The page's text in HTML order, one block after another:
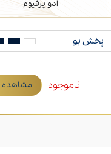
ادو پرفیوم
پخش بو
ناموجود مشاهده